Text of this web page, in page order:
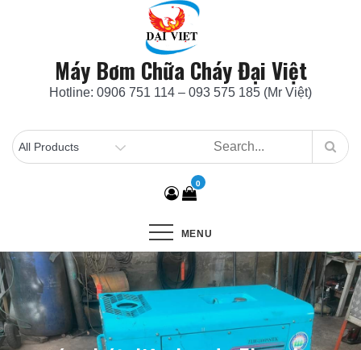
Máy Bơm Chữa Cháy Đại Việt
Hotline: 0906 751 114 – 093 575 185 (Mr Việt)
0
MENU